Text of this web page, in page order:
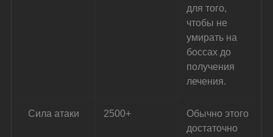
для того,
чтобы не
умирать на
боссах до
получения
лечения.
Сила атаки 2500+
Обычно этого
достаточно